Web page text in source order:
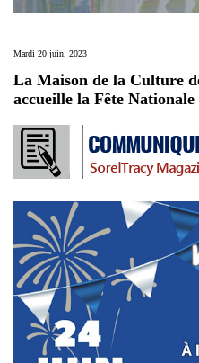
Mardi 20 juin, 2023
La Maison de la Culture
accueille la Fête Nationale